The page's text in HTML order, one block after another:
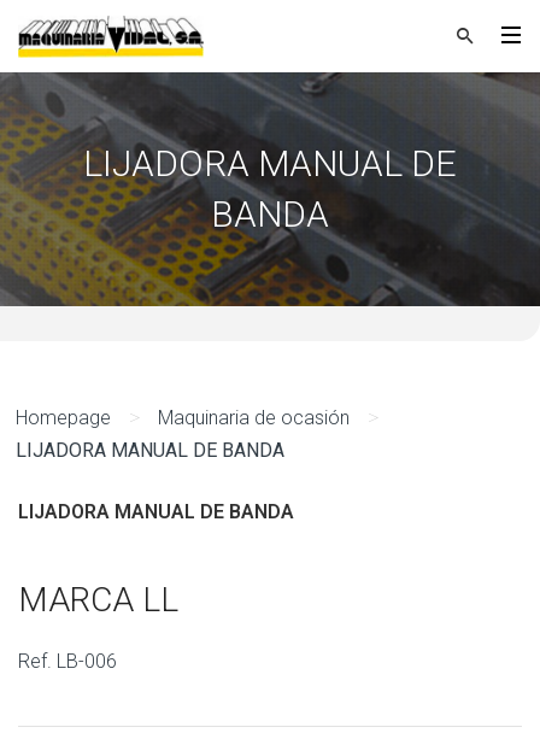
LIJADORA MANUAL DE
BANDA
Homepage > Maquinaria de ocasión >
LIJADORA MANUAL DE BANDA
LIJADORA MANUAL DE BANDA
MARCA LL
Ref. LB-006